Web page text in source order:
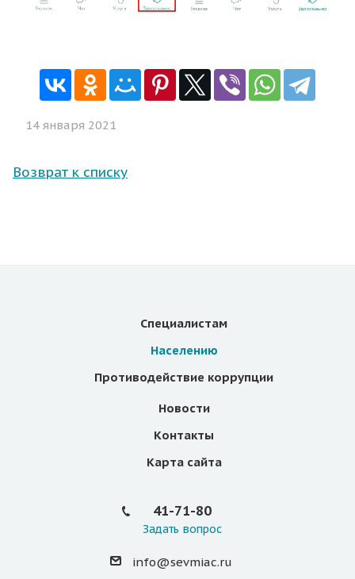
14 января 2021
Возврат к списку
Специалистам
Населению
Противодействие коррупции
Новости
Контакты
Карта сайта
41-71-80
Задать вопрос
info@sevmiac.ru